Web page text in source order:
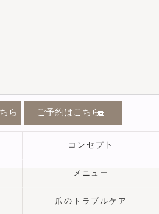
ら ご予約はこちら
コンセプト
メニュー
爪のトラブルケア